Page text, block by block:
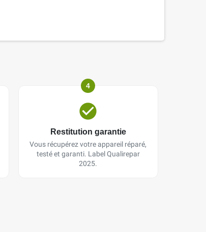
4
Restitution garantie
Vous récupérez votre appareil réparé,
testé et garanti. Label Qualirepar
2025.